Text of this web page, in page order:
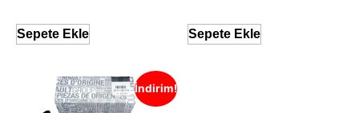
Sepete Ekle Sepete Ekle
İndirim!